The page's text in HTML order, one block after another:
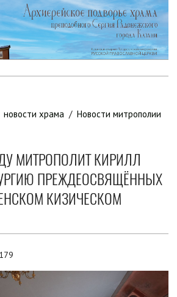
новости храма / Новости митрополии
МИТРОПОЛИТ КИРИЛЛ
ПРЕЖДЕОСВЯЩЁННЫХ
КИЗИЧЕСКОМ
179